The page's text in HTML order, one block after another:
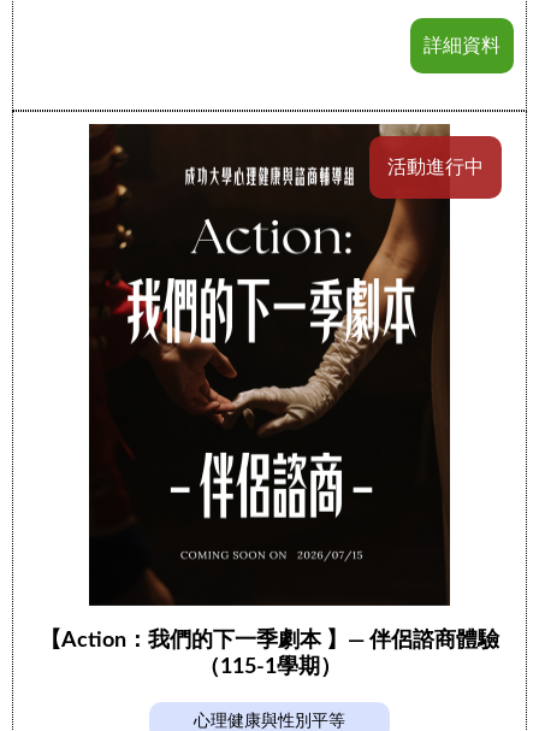
詳細資料
活動進行中
【Action：我們的下一季劇本 】— 伴侶諮商體驗
（115-1學期）
心理健康與性別平等